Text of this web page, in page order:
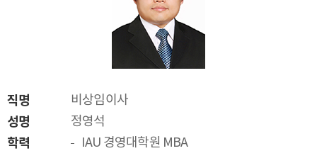
직명 비상임이사
성명 정영석
학력
IAU 경영대학원 MBA